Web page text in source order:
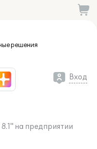
решения
Вход
на предприятии